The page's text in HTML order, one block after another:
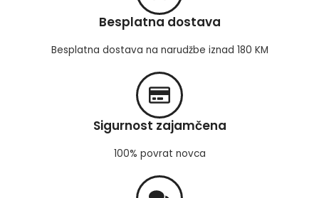
Besplatna dostava
Besplatna dostava na narudžbe iznad 180 KM
Sigurnost zajamčena
100% povrat novca